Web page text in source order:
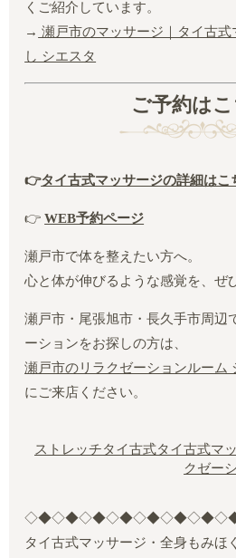
くご紹介しています。
→ 瀬戸市のマッサージ｜タイ古
し シエスタ
ご予約は
👉タイ古式マッサージの詳細はこ
👉 WEB予約ページ
瀬戸市で体を整えたい方へ。
心と体が伸びるような感覚を、ぜ
瀬戸市・尾張旭市・長久手市周辺
ーションをお探しの方は、
瀬戸市のリラクゼーションルーム
にご来店ください。
ストレッチタイ古式タイ古式マ
クゼー
タイ古式マッサージ・全身もみほ